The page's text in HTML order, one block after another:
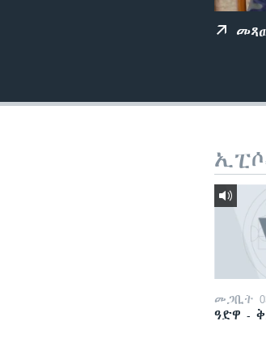
መጋቢት
ዓድዋ -